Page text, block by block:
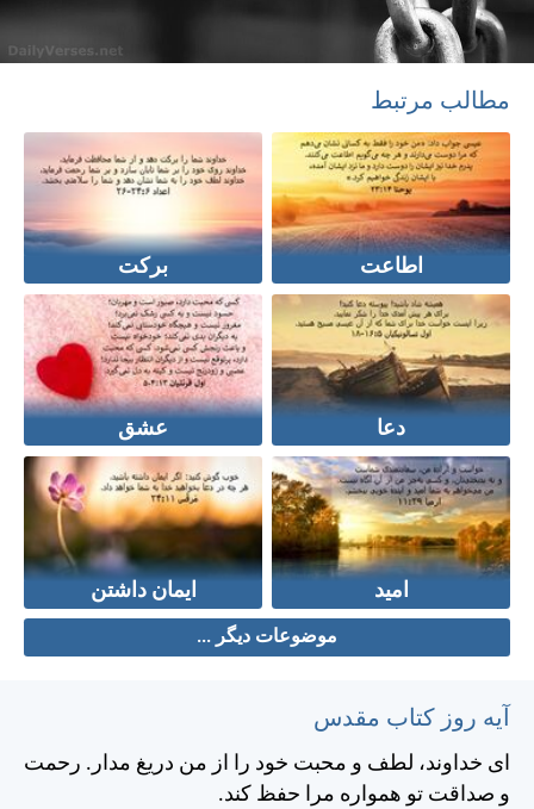
مطالب مرتبط
اطاعت برکت
دعا عشق
امید ایمان داشتن
موضوعات دیگر ...
آیه روز کتاب مقدس
ای خداوند، لطف و محبت خود را از من دريغ مدار. رحمت
و صداقت تو همواره مرا حفظ كند.